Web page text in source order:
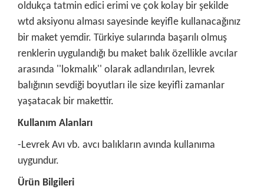
oldukça tatmin edici erimi ve çok kolay bir şekilde
wtd aksiyonu alması sayesinde keyifle kullanacağınız
bir maket yemdir. Türkiye sularında başarılı olmuş
renklerin uygulandığı bu maket balık özellikle avcılar
arasında ''lokmalık'' olarak adlandırılan, levrek
balığının sevdiği boyutları ile size keyifli zamanlar
yaşatacak bir makettir.
Kullanım Alanları
-Levrek Avı vb. avcı balıkların avında kullanıma
uygundur.
Ürün Bilgileri